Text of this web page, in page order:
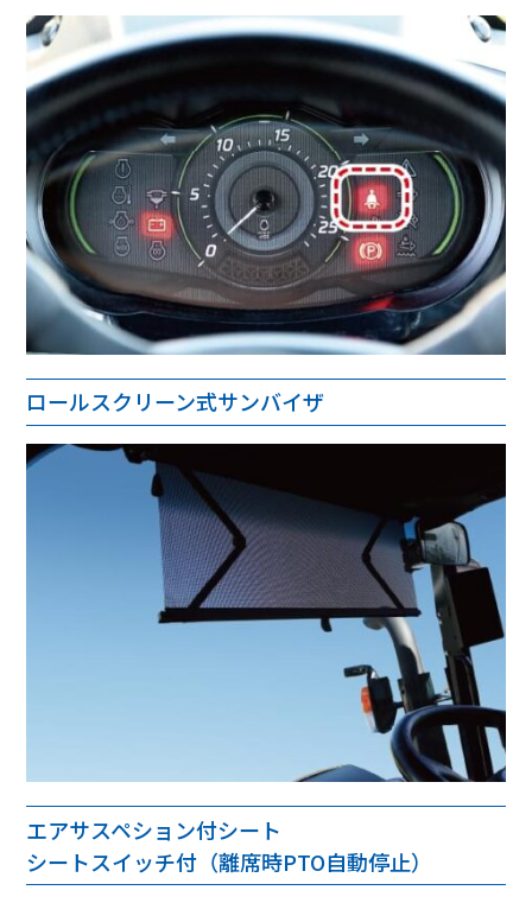
ロールスクリーン式サンバイザ
エアサスペション付シート
シートスイッチ付（離席時PTO自動停止）